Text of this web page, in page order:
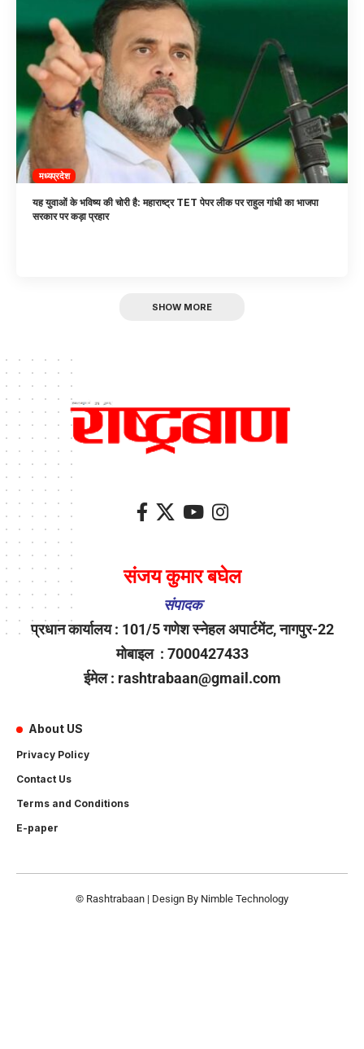
मध्यप्रदेश
यह युवाओं के भविष्य की चोरी है: महाराष्ट्र TET पेपर लीक पर राहुल गांधी का भाजपा
सरकार पर कड़ा प्रहार
SHOW MORE
संजय कुमार बघेल
संपादक
प्रधान कार्यालय : 101/5 गणेश स्नेहल अपार्टमेंट, नागपुर-22
मोबाइल : 7000427433
ईमेल : rashtrabaan@gmail.com
About US
Privacy Policy
Contact Us
Terms and Conditions
E-paper
© Rashtrabaan | Design By Nimble Technology